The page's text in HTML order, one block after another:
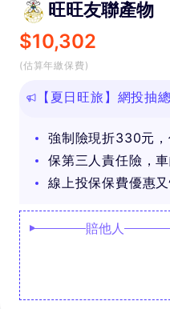
旺旺友聯產物
$10,302
(估算年繳保費)
【夏日旺旅】網投抽
強制險現折330元
保第三人責任險，
線上投保保費優惠
賠他人